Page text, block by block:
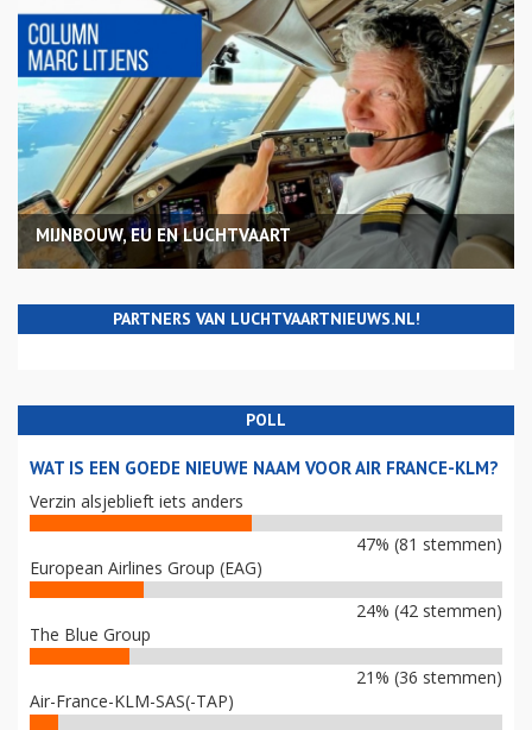
MIJNBOUW, EU EN LUCHTVAART
PARTNERS VAN LUCHTVAARTNIEUWS.NL!
POLL
WAT IS EEN GOEDE NIEUWE NAAM VOOR AIR FRANCE-KLM?
Verzin alsjeblieft iets anders
47% (81 stemmen)
European Airlines Group (EAG)
24% (42 stemmen)
The Blue Group
21% (36 stemmen)
Air-France-KLM-SAS(-TAP)